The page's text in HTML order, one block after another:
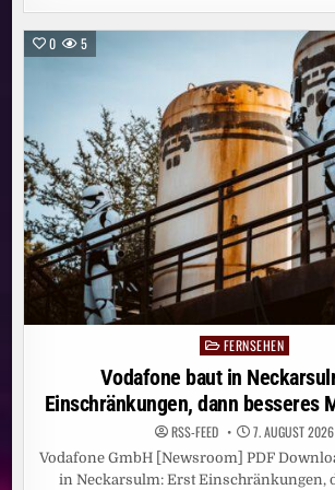
IN
ERST
DANN
0 5
PostedFERNSEHEN
Vodafone baut in
Einschränkungen, dann besseres
RSS-FEED 7. AUGUST 2026
Vodafone GmbH [Newsroom] PDF
in Neckarsulm: Erst Einschränkungen,